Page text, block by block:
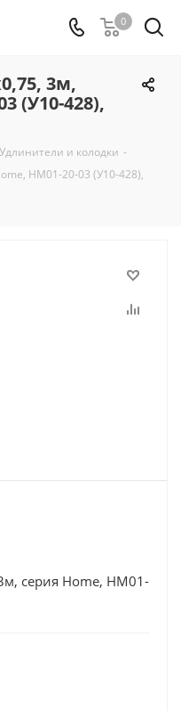
0
3м,
(У10-428),
Удлинители и колодки -
HM01-20-03 (У10-428),
серия Home, HM01-